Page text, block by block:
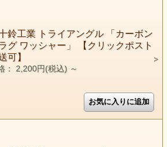
鈴工業 トライアングル 「カーボン
グ ワッシャー」 【クリックポスト
可】
： 2,200円(税込) ～